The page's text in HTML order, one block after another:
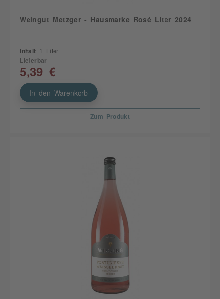
Weingut Metzger - Hausmarke Rosé Liter 2024
Inhalt 1 Liter
Lieferbar
5,39 €
In den Warenkorb
Zum Produkt